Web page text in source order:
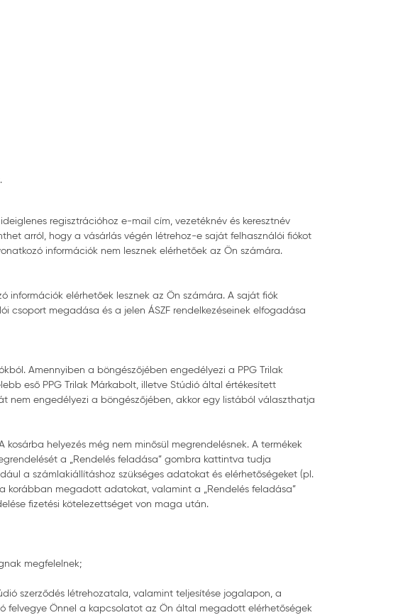
regisztrációhoz e-mail cím, vezetéknév és keresztnév
arról, hogy a vásárlás végén létrehoz-e saját felhasználói fiókot
információk nem lesznek elérhetőek az Ön számára.
információk elérhetőek lesznek az Ön számára. A saját fiók
csoport megadása és a jelen ÁSZF rendelkezéseinek elfogadása
Amennyiben a böngészőjében engedélyezi a PPG Trilak
eső PPG Trilak Márkabolt, illetve Stúdió által értékesített
nem engedélyezi a böngészőjében, akkor egy listából választhatja
helyezés még nem minősül megrendelésnek. A termékek
a „Rendelés feladása” gombra kattintva tudja
a számlakiállításhoz szükséges adatokat és elérhetőségeket (pl.
korábban megadott adatokat, valamint a „Rendelés feladása”
fizetési kötelezettséget von maga után.
megfelelnek;
szerződés létrehozatala, valamint teljesítése jogalapon, a
felvegye Önnel a kapcsolatot az Ön által megadott elérhetőségek